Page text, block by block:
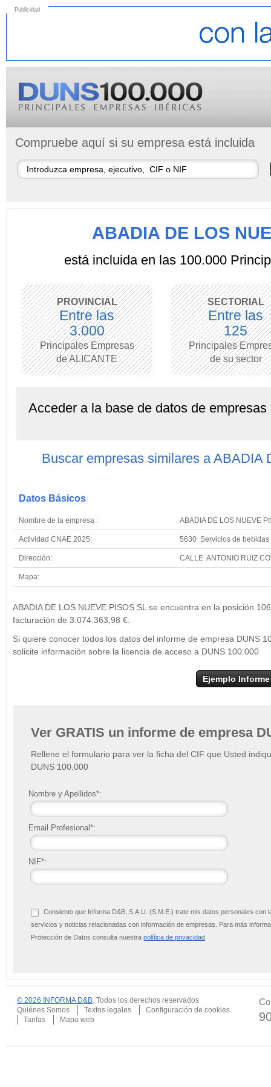
Publicidad
Compruebe aquí si su empresa está incluida
ABADIA DE LOS
está incluida en las 100.000
PROVINCIAL
Entre las
3.000
Principales Empresas
de ALICANTE
SECTORIAL
Entre las
125
Principales
de su sector
Acceder a la base de datos de
Buscar empresas similares a
Datos Básicos
Nombre de la empresa : ABADIA DE LOS NUEVE
Actividad CNAE 2025: 5630 Servicios de bebidas
Dirección: CALLE ANTONIO RUIZ
Mapa:
−
ABADIA DE LOS NUEVE PISOS SL se encuentra en la posición
facturación de 3.074.363,98 €.
Si quiere conocer todos los datos del informe de empresa DUNS
solicite información sobre la licencia de acceso a DUNS 100.000
Ejemplo Informe
Ver GRATIS un informe de empresa
Rellene el formulario para ver la ficha del CIF que Usted
DUNS 100.000
Nombre y Apellidos*:
Email Profesional*:
NIF*:
Consiento que Informa D&B, S.A.U. (S.M.E.) trate mis datos personales
servicios y noticias relacionadas con información de empresas. Para más
Protección de Datos consulta nuestra política de privacidad
© 2026 INFORMA D&B. Todos los derechos reservados
Quiénes Somos
Textos legales
Configuración de cookies
Tarifas
Mapa web